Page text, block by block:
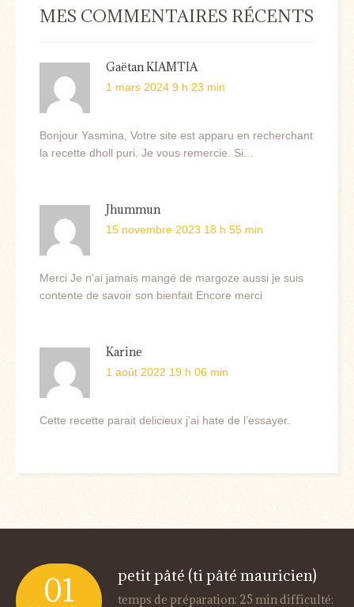
MES COMMENTAIRES RÉCENTS
Gaëtan KIAMTIA
1 mars 2024 9 h 23 min
Bonjour Yasmina, Votre site est apparu en recherchant
la recette dholl puri. Je vous remercie. Si...
Jhummun
15 novembre 2023 18 h 55 min
Merci Je n'ai jamais mangé de margoze aussi je suis
contente de savoir son bienfait Encore merci
Karine
1 août 2022 19 h 06 min
Cette recette parait delicieux j’ai hate de l’essayer.
01 petit pâté (ti pâté mauricien)
temps de préparation: 25 min difficulté: